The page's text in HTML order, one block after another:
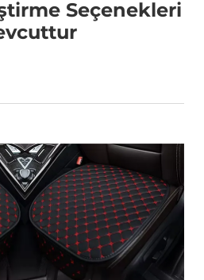
Seçenekleri